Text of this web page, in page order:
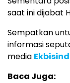
saat ini dijabat
Sempatkan
informasi
media
Baca Juga: